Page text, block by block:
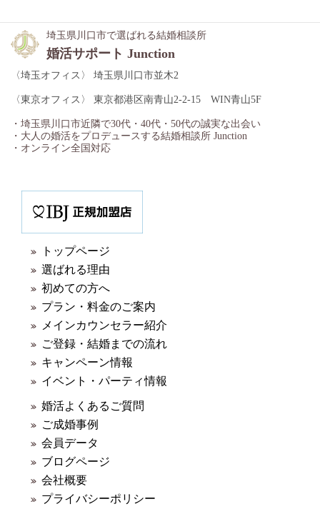
埼玉県川口市で選ばれる結婚相談所
婚活サポート Junction
〈埼玉オフィス〉 埼玉県川口市並木2
〈東京オフィス〉 東京都港区南青山2-2-15 WIN青山5F
・埼玉県川口市近隣で30代・40代・50代の誠実な出会い
・大人の婚活をプロデュースする結婚相談所 Junction
・オンライン全国対応
トップページ
選ばれる理由
初めての方へ
プラン・料金のご案内
メインカウンセラー紹介
ご登録・結婚までの流れ
キャンペーン情報
イベント・パーティ情報
婚活よくあるご質問
ご成婚事例
会員データ
ブログページ
会社概要
プライバシーポリシー